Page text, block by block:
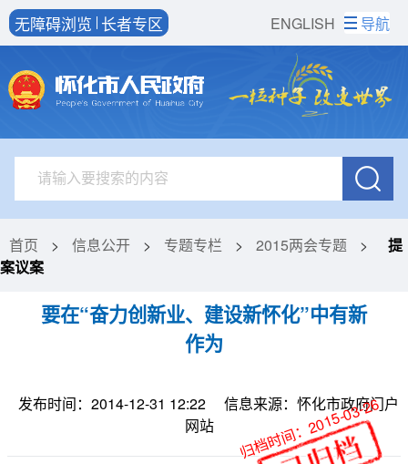
ENGLISH
无障碍浏览 长者专区 导航
首页 > 信息公开 > 专题专栏 > 2015两会专题 >
提
案议案
要在“奋力创新业、建设新怀化”中有新
作为
发布时间：2014-12-31 12:22
信息来源：怀化市政府门户
网站
归档时间：2015-03-26